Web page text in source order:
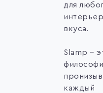
для
вкуса.
Slamp –
каждый